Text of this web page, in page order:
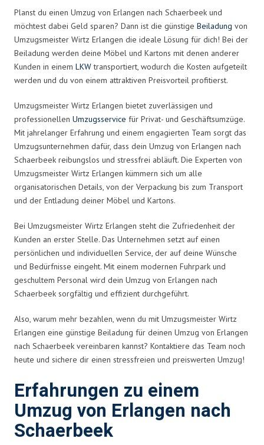
Planst du einen Umzug von Erlangen nach Schaerbeek und
möchtest dabei Geld sparen? Dann ist die günstige Beiladung von
Umzugsmeister Wirtz Erlangen die ideale Lösung für dich! Bei der
Beiladung werden deine Möbel und Kartons mit denen anderer
Kunden in einem LKWtransportiert, wodurch die Kosten aufgeteilt
werden und du von einem attraktiven Preisvorteil profitierst.
Umzugsmeister Wirtz Erlangen bietet zuverlässigen und
professionellen Umzugsservice für Privat- und Geschäftsumzüge.
Mit jahrelanger Erfahrung und einem engagierten Team sorgt das
Umzugsunternehmen dafür, dass dein Umzug von Erlangen nach
Schaerbeek reibungslos und stressfrei abläuft. Die Experten von
Umzugsmeister Wirtz Erlangen kümmern sich um alle
organisatorischen Details, von der Verpackung bis zum Transport
und der Entladung deiner Möbel und Kartons.
Bei Umzugsmeister Wirtz Erlangen steht die Zufriedenheit der
Kunden an erster Stelle. Das Unternehmen setzt auf einen
persönlichen und individuellen Service, der auf deine Wünsche
und Bedürfnisse eingeht. Mit einem modernen Fuhrpark und
geschultem Personal wird dein Umzug von Erlangen nach
Schaerbeek sorgfältig und effizient durchgeführt.
Also, warum mehr bezahlen, wenn du mit Umzugsmeister Wirtz
Erlangen eine günstige Beiladung für deinen Umzug von Erlangen
nach Schaerbeek vereinbaren kannst? Kontaktiere das Team noch
heute und sichere dir einen stressfreien und preiswerten Umzug!
Erfahrungen zu einem
Umzug von Erlangen nach
Schaerbeek